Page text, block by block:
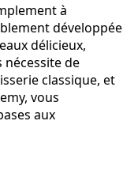
à
développée
délicieux,
de
classique, et
vous
aux